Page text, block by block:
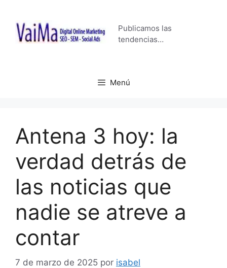
contenido
Publicamos las
tendencias…
Menú
Antena 3 hoy: la
verdad detrás de
las noticias que
nadie se atreve a
contar
7 de marzo de 2025 por isabel